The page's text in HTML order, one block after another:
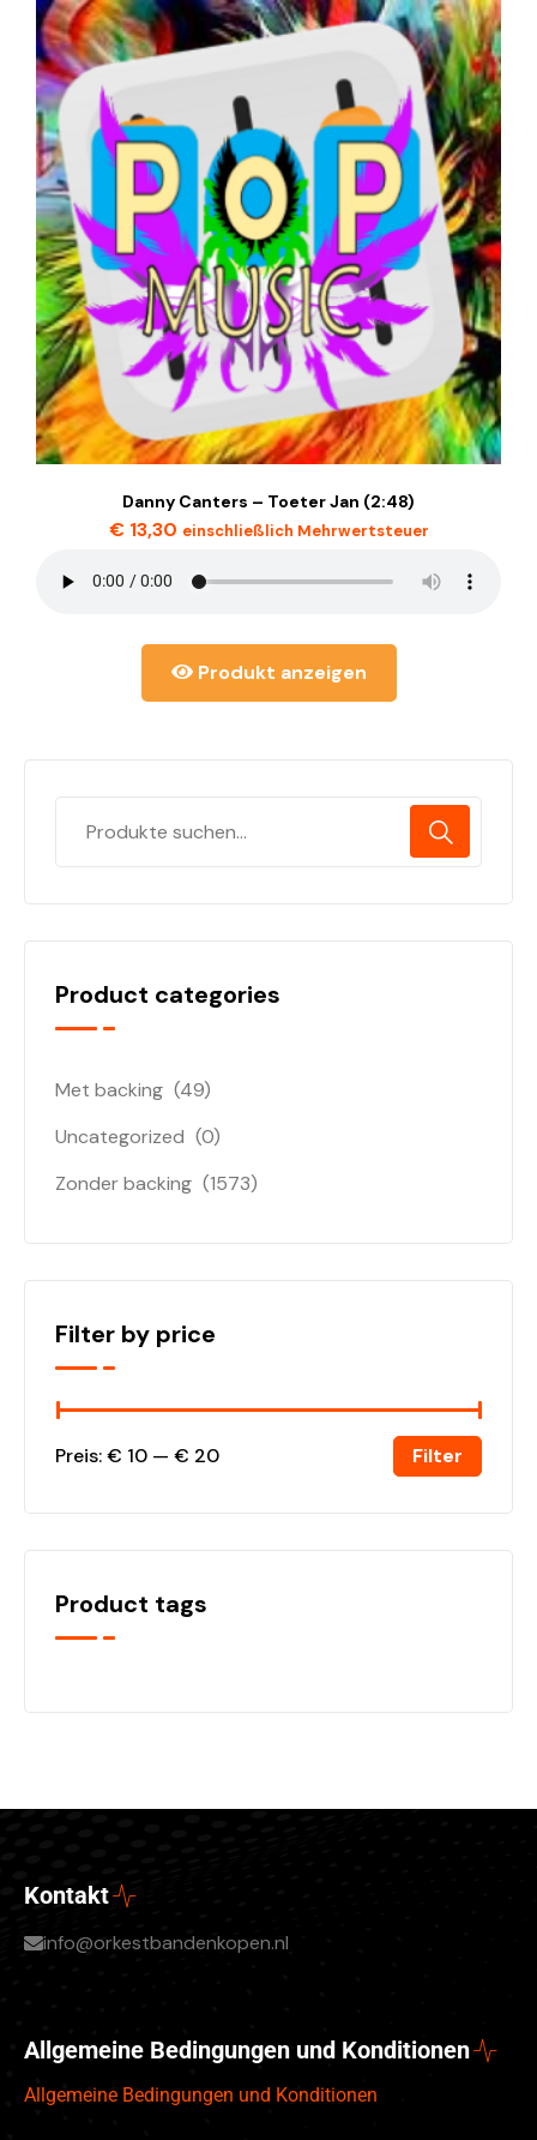
Danny Canters – Toeter Jan (2:48)
€13,30 einschließlich Mehrwertsteuer
Produkt anzeigen
Product categories
Met backing (49)
Uncategorized (0)
Zonder backing (1573)
Filter by price
Filter
Preis:€ 10 — € 20
Product tags
Kontakt
info@orkestbandenkopen.nl
Allgemeine Bedingungen und Konditionen
Allgemeine Bedingungen und Konditionen